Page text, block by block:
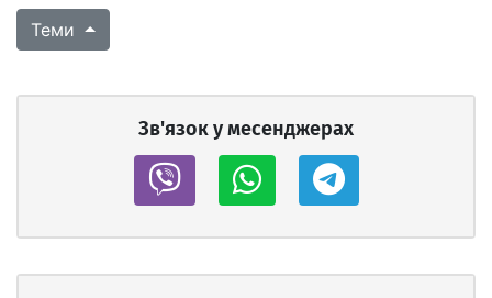
Теми
Зв'язок у месенджерах